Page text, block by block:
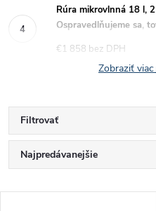
Rúra mikrovlnná 18 l,
Ospravedlňujeme sa,
€1 858 bez DPH
Zobraziť
Filtrovať
R
a
Najpredávanejšie